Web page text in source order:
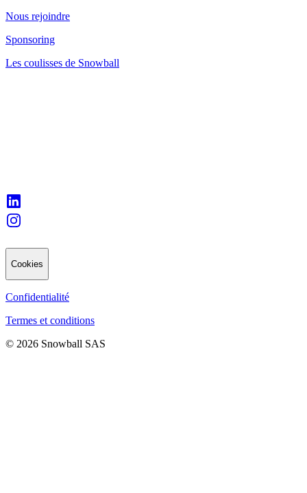
Nous rejoindre
Sponsoring
Les coulisses de Snowball
Cookies
Confidentialité
Termes et conditions
© 2026 Snowball SAS